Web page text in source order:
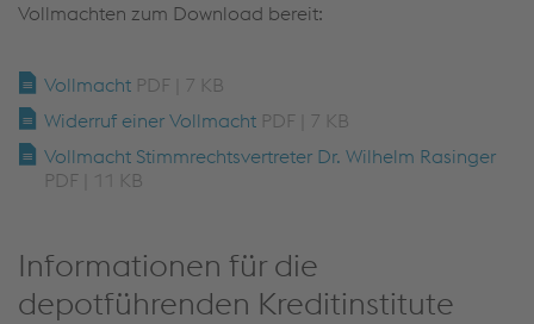
Vollmachten zum Download bereit:
Vollmacht PDF | 7 KB
Widerruf einer Vollmacht PDF | 7 KB
Vollmacht Stimmrechtsvertreter Dr. Wilhelm Rasinger
PDF | 11 KB
Informationen für die
depotführenden Kreditinstitute